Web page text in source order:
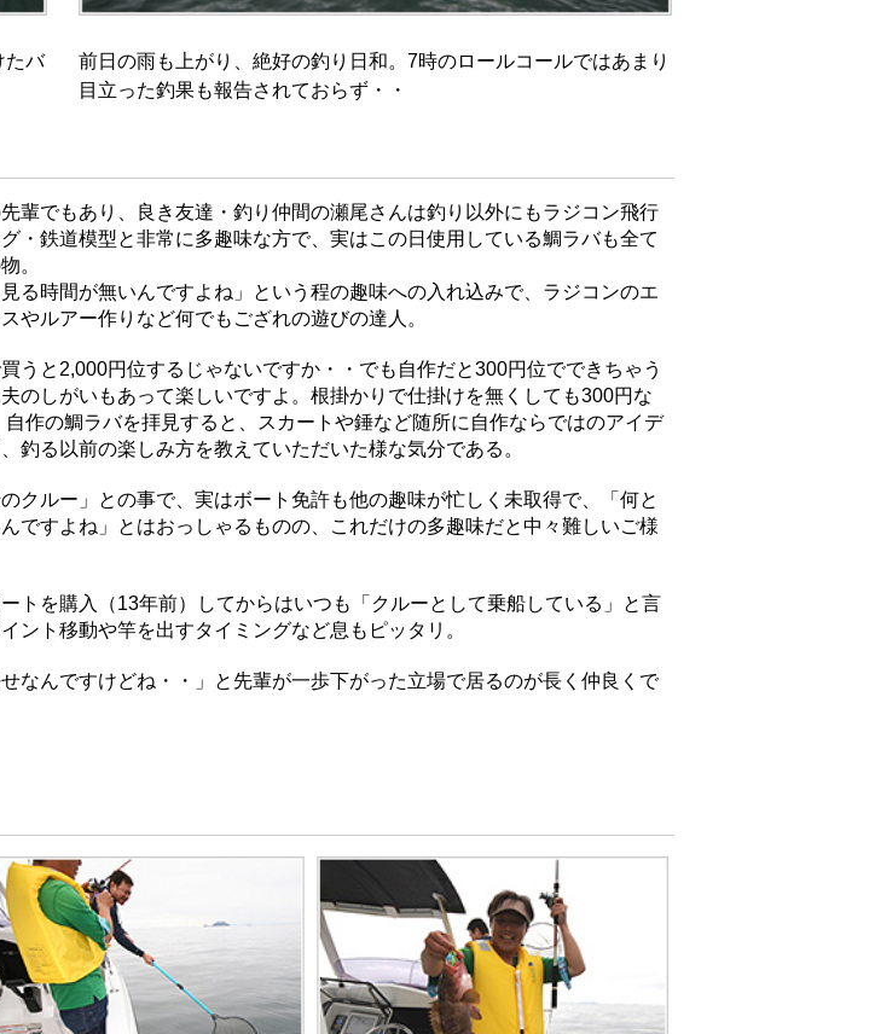
たバ
前日の雨も上がり、絶好の釣り日和。7時のロールコールではあまり
目立った釣果も報告されておらず・・
輩でもあり、良き友達・釣り仲間の瀬尾さんは釣り以外にもラジコン飛行
・鉄道模型と非常に多趣味な方で、実はこの日使用している鯛ラバも全て
。
見る時間が無いんですよね」という程の趣味への入れ込みで、ラジコンのエ
やルアー作りなど何でもござれの遊びの達人。
買うと2,000円位するじゃないですか・・でも自作だと300円位でできちゃう
のしがいもあって楽しいですよ。根掛かりで仕掛けを無くしても300円な
自作の鯛ラバを拝見すると、スカートや錘など随所に自作ならではのアイデ
釣る以前の楽しみ方を教えていただいた様な気分である。
クルー」との事で、実はボート免許も他の趣味が忙しく未取得で、「何と
ですよね」とはおっしゃるものの、これだけの多趣味だと中々難しいご様
トを購入（13年前）してからはいつも「クルーとして乗船している」と言
ント移動や竿を出すタイミングなど息もピッタリ。
せなんですけどね・・」と先輩が一歩下がった立場で居るのが長く仲良くで